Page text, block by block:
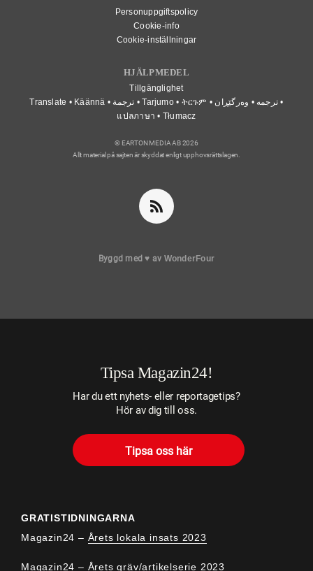
Personuppgiftspolicy
Cookie-info
Cookie-inställningar
HJÄLPMEDEL
Tillgänglighet
Translate • Käännä • ترجمة • Tarjumo • ትርጉም • ترجمه • وەرگێڕان •
แปลภาษา • Tłumacz
© EARTON MEDIA AB 2026
Allt material på sajten är skyddat enligt upphovsrättslagen.
Byggd med♥ av WonderFour
Tipsa Magazin24!
Har du ett nyhets- eller reportagetips?
Hör av dig till oss.
Tipsa oss här
GRATISTIDNINGARNA
Magazin24 – Årets lokala insats 2023
Magazin24 – Årets gräv/artikelserie 2023